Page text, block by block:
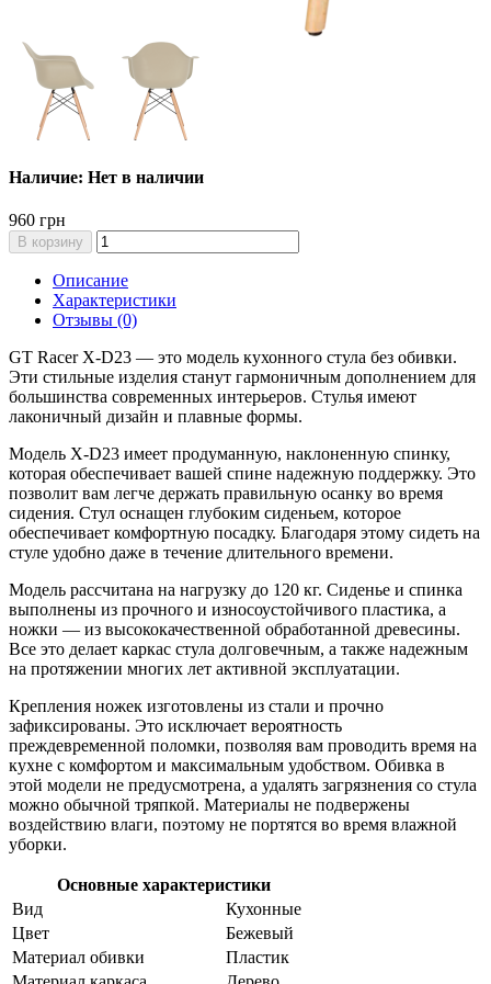
Наличие: Нет в наличии
960 грн
В корзину
Описание
Характеристики
Отзывы (0)
GT Racer X-D23 — это модель кухонного стула без обивки.
Эти стильные изделия станут гармоничным дополнением для
большинства современных интерьеров. Стулья имеют
лаконичный дизайн и плавные формы.
Модель X-D23 имеет продуманную, наклоненную спинку,
которая обеспечивает вашей спине надежную поддержку. Это
позволит вам легче держать правильную осанку во время
сидения. Стул оснащен глубоким сиденьем, которое
обеспечивает комфортную посадку. Благодаря этому сидеть на
стуле удобно даже в течение длительного времени.
Модель рассчитана на нагрузку до 120 кг. Сиденье и спинка
выполнены из прочного и износоустойчивого пластика, а
ножки — из высококачественной обработанной древесины.
Все это делает каркас стула долговечным, а также надежным
на протяжении многих лет активной эксплуатации.
Крепления ножек изготовлены из стали и прочно
зафиксированы. Это исключает вероятность
преждевременной поломки, позволяя вам проводить время на
кухне с комфортом и максимальным удобством. Обивка в
этой модели не предусмотрена, а удалять загрязнения со стула
можно обычной тряпкой. Материалы не подвержены
воздействию влаги, поэтому не портятся во время влажной
уборки.
Основные характеристики
Вид
Кухонные
Цвет
Бежевый
Материал обивки
Пластик